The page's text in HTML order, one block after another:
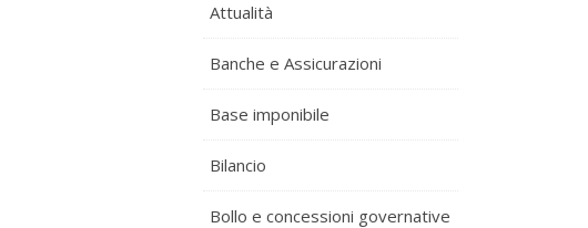
Attualità
Banche e Assicurazioni
Base imponibile
Bilancio
Bollo e concessioni governative